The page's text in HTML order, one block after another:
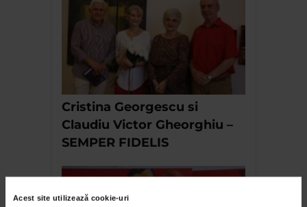
Acest site utilizează cookie-uri
Cristina Georgescu si
Claudiu Victor Gheorghiu –
SEMPER FIDELIS